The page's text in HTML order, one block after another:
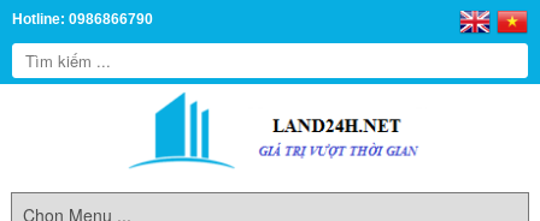
Hotline: 0986866790